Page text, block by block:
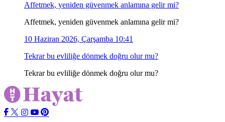
Affetmek, yeniden güvenmek anlamına gelir mi?
Affetmek, yeniden güvenmek anlamına gelir mi?
10 Haziran 2026, Çarşamba 10:41
Tekrar bu evliliğe dönmek doğru olur mu?
Tekrar bu evliliğe dönmek doğru olur mu?